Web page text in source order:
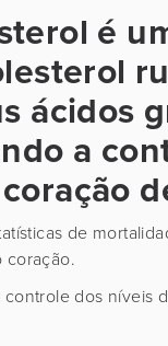
é
ácidos
a
de
coração.
dos